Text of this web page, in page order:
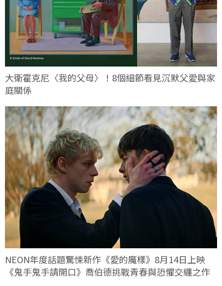
大衛霍克尼〈我的父母〉！8個細節看見沉默父愛與家
庭關係
NEON年度話題驚悚新作《愛的魔樣》8月14日上映
《鬼手鬼手請開口》喬伯德挑戰青春與恐懼交纏之作